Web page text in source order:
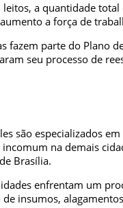
a quantidade
a força de
fazem parte do Plano
seu processo de
são especializados
na demais
Brasília.
enfrentam um
insumos,